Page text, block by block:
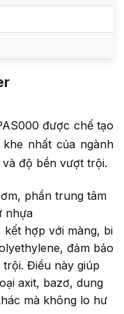
được chế tạo
nhất của ngành
độ bền vượt trội.
phần trung tâm
nhựa
hợp với màng, bi
đảm bảo
Điều này giúp
axit, bazơ, dung
mà không lo hư